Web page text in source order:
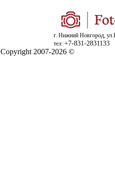
г. Нижний Новгород,
тел: +7-831-2831133
Copyright 2007-2026 ©